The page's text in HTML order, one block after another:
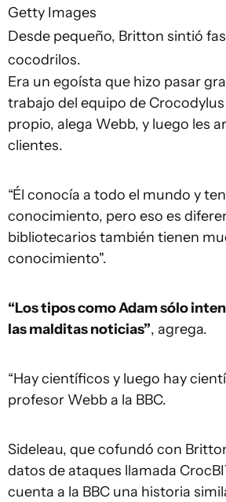
Getty Images
Desde pequeño, Britton sintió
cocodrilos.
Era un egoísta que hizo pasar
trabajo del equipo de
propio, alega Webb, y luego les
clientes.
“Él conocía a todo el mundo y
conocimiento, pero eso es
bibliotecarios también tienen
conocimiento".
“Los tipos como Adam sólo
las malditas noticias”, agrega.
“Hay científicos y luego hay
profesor Webb a la BBC.
Sideleau, que cofundó con
datos de ataques llamada
cuenta a la BBC una historia